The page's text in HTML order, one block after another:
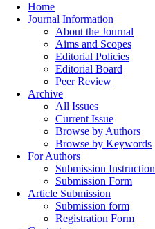
Home
Journal Information
About the Journal
Aims and Scopes
Editorial Policies
Editorial Board
Peer Review
Archive
All Issues
Current Issue
Browse by Authors
Browse by Keywords
For Authors
Submission Instruction
Submission Form
Article Submission
Submission form
Registration Form